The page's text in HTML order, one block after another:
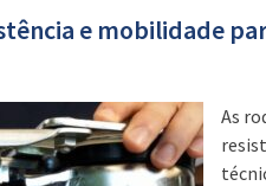
e mobilidade
As